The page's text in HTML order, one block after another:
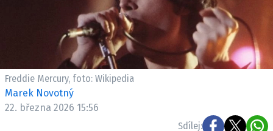
SLEDUJTE NÁS NA
Máte příběh, fotku nebo video?
Pošlete e-mail na newsbox.cz
Freddie Mercury, foto: Wikipedia
Marek Novotný
22. března 2026 15:56
Sdílej: